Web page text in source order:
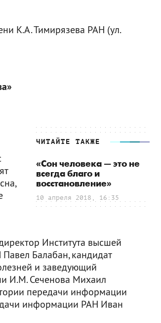
К.А. Тимирязева РАН (ул.
ЧИТАЙТЕ ТАКЖЕ
«Сон человека — это не
всегда благо и
восстановление»
10 апреля 2018, 16:35
Института высшей
Балабан, кандидат
и заведующий
И.М. Сеченова Михаил
передачи информации
информации РАН Иван